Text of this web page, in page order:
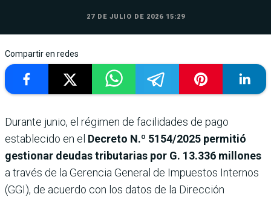
27 DE JULIO DE 2026 15:29
Compartir en redes
Durante junio, el régimen de facilidades de pago
establecido en el Decreto N.º 5154/2025 permitió
gestionar deudas tributarias por G. 13.336 millones
a través de la Gerencia General de Impuestos Internos
(GGI), de acuerdo con los datos de la Dirección